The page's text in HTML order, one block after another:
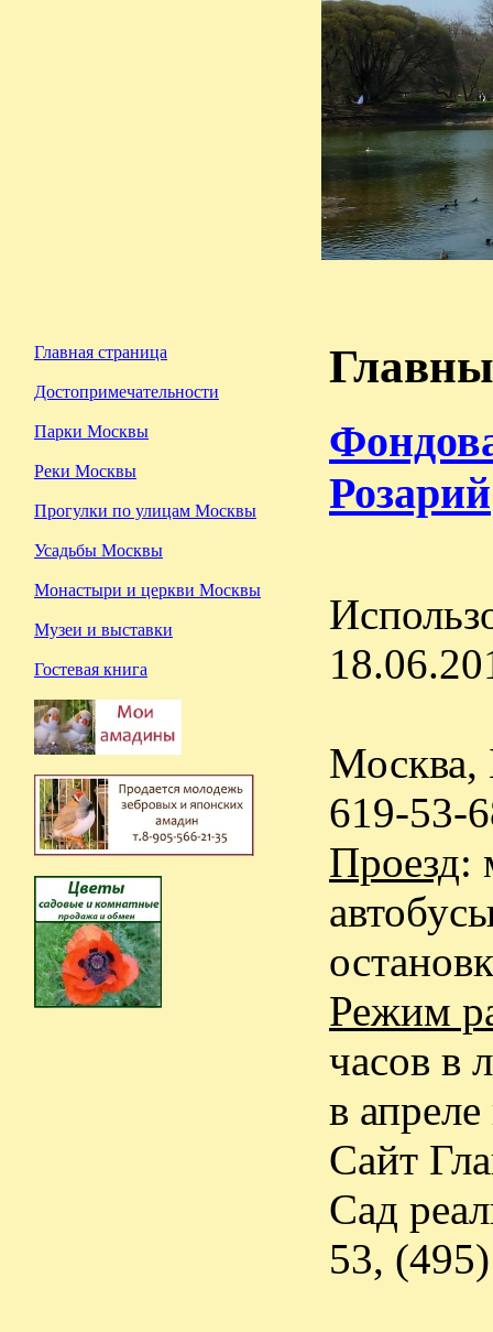
Главная страница
Достопримечательности
Парки Москвы
Реки Москвы
Прогулки по улицам Москвы
Усадьбы Москвы
Монастыри и церкви Москвы
Музеи и выставки
Гостевая книга
Розарий
Москва,
619-53-
Проезд:
Режим
часов в
в
Сайт
Сад
53,